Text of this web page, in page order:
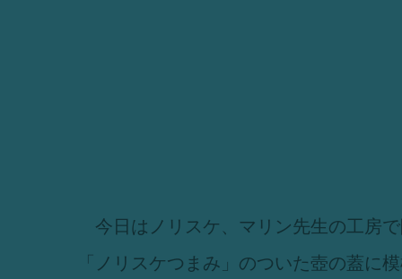
今日はノリスケ、マリン先生の工房
「ノリスケつまみ」のついた壺の蓋に